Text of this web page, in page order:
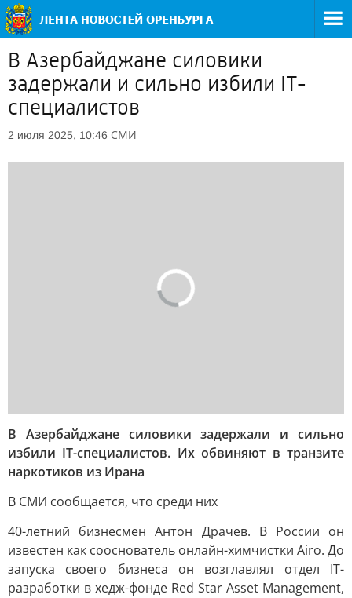
В Азербайджане силовики
задержали и сильно избили IT-
специалистов
2 июля 2025, 10:46 СМИ
В Азербайджане силовики задержали и сильно
избили IT-специалистов. Их обвиняют в транзите
наркотиков из Ирана
В СМИ сообщается, что среди них
40-летний бизнесмен Антон Драчев. В России он
известен как сооснователь онлайн-химчистки Airo. До
запуска своего бизнеса он возглавлял отдел IT-
разработки в хедж-фонде Red Star Asset Management,